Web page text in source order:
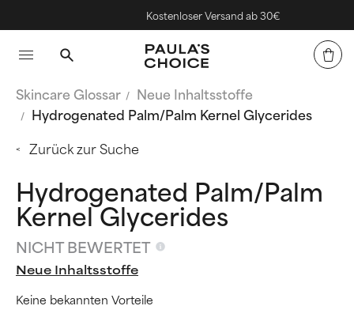
Kostenloser Versand ab 30€
Skincare Glossar
Neue Inhaltsstoffe
Hydrogenated Palm/Palm Kernel Glycerides
Zurück zur Suche
Hydrogenated Palm/Palm
Kernel Glycerides
NICHT BEWERTET
Neue Inhaltsstoffe
Keine bekannten Vorteile